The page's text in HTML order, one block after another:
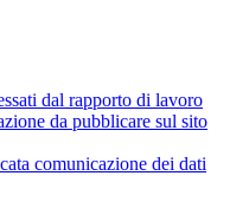
dal rapporto di lavoro
da pubblicare sul sito
comunicazione dei dati